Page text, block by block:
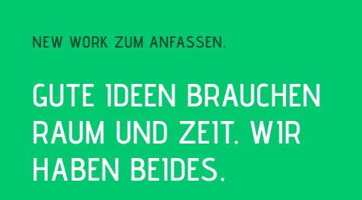
NEW WORK ZUM ANFASSEN.
GUTE IDEEN BRAUCHEN
RAUM UND ZEIT. WIR
HABEN BEIDES.